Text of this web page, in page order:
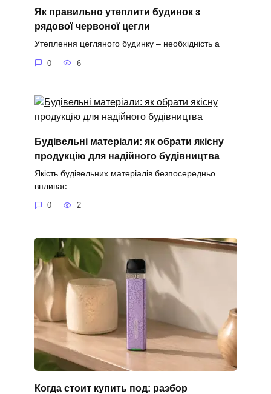
Як правильно утеплити будинок з
рядової червоної цегли
Утеплення цегляного будинку – необхідність а
0 6
Будівельні матеріали: як обрати якісну
продукцію для надійного будівництва
Якість будівельних матеріалів безпосередньо
впливає
0 2
Когда стоит купить под: разбор